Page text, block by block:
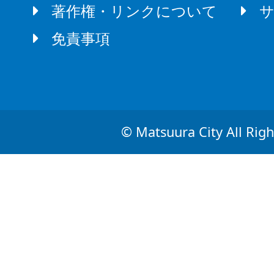
著作権・リンクについて
免責事項
© Matsuura City All